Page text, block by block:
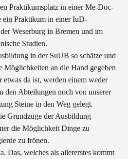
Praktikumsplatz in einer Me-Doc-
ein Praktikum in einer IuD-
Weserburg in Bremen und im
Studien.
in der SuUB so schätze und
Möglichkeiten an die Hand gegeben
etwas da ist, werden einem weder
den Abteilungen noch von unserer
Steine in den Weg gelegt.
Grundzüge der Ausbildung
die Möglichkeit Dinge zu
zu frönen.
Das, welches als allererstes kommt